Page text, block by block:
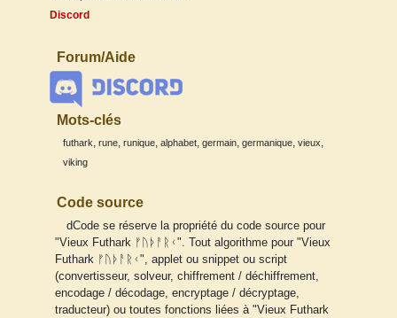
Discord
Forum/Aide
Mots-clés
futhark, rune, runique, alphabet, germain, germanique, vieux,
viking
Code source
dCode se réserve la propriété du code source pour
"Vieux Futhark ᚠᚢᚦᚨᚱᚲ". Tout algorithme pour "Vieux
Futhark ᚠᚢᚦᚨᚱᚲ", applet ou snippet ou script
(convertisseur, solveur, chiffrement / déchiffrement,
encodage / décodage, encryptage / décryptage,
traducteur) ou toutes fonctions liées à "Vieux Futhark